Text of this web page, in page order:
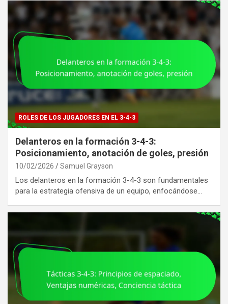
ROLES DE LOS JUGADORES EN EL 3-4-3
Delanteros en la formación 3-4-3:
Posicionamiento, anotación de goles, presión
10/02/2026 Samuel Grayson
Los delanteros en la formación 3-4-3 son fundamentales
para la estrategia ofensiva de un equipo, enfocándose…